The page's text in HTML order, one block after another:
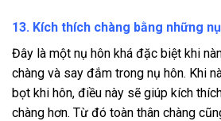
13. Kích thích chàng bằng những
Đây là một nụ hôn khá đặc biệt khi
chàng và say đắm trong nụ hôn. Khi
bọt khi hôn, điều này sẽ giúp kích
chàng hơn. Từ đó toàn thân chàng